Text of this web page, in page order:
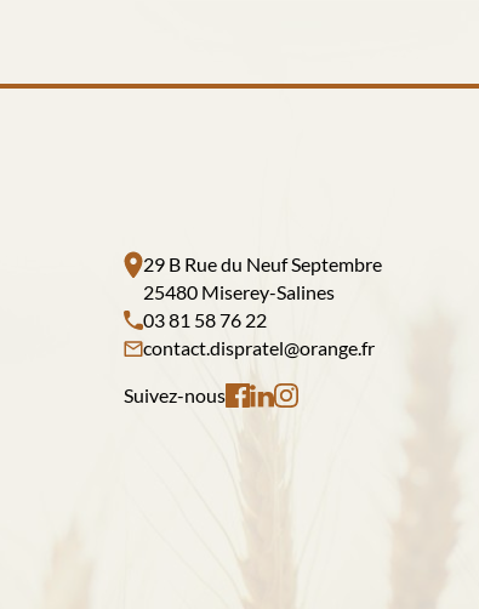
29 B Rue du Neuf Septembre
25480 Miserey-Salines
03 81 58 76 22
contact.dispratel@orange.fr
Suivez-nous